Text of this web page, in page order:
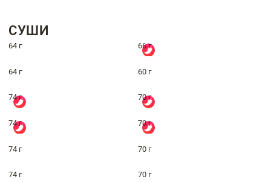
СУШИ
64 г 66 г
64 г 60 г
74 г 70 г
74 г 70 г
74 г 70 г
74 г 70 г